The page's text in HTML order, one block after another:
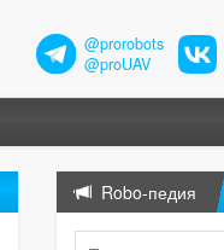
@prorobots
@proUAV
Robo-педия